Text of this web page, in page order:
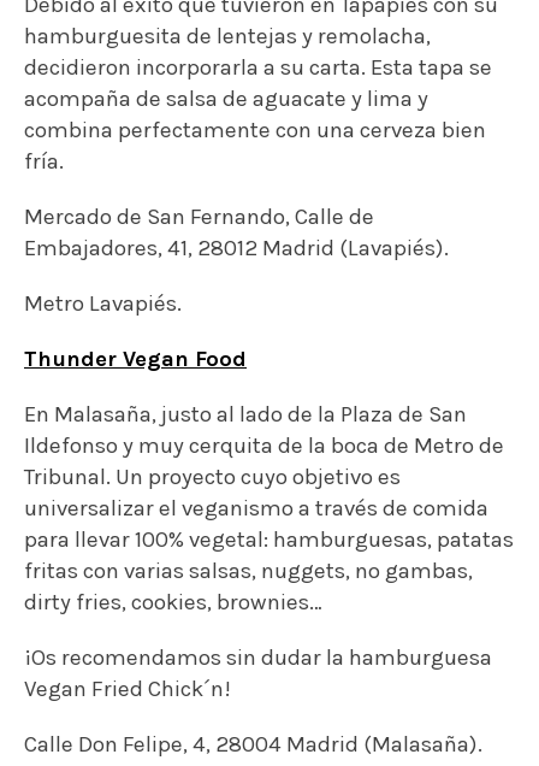
Thunder Vegan Food
En Malasaña, justo al lado de la Plaza de San
Ildefonso y muy cerquita de la boca de Metro de
Tribunal. Un proyecto cuyo objetivo es
para llevar 100% vegetal: hamburguesas, patatas
fritas con varias salsas, nuggets, no gambas,
Vegan Fried Chick´n!
Calle Don Felipe, 4, 28004 Madrid (Malasaña).
Metro Tribunal.